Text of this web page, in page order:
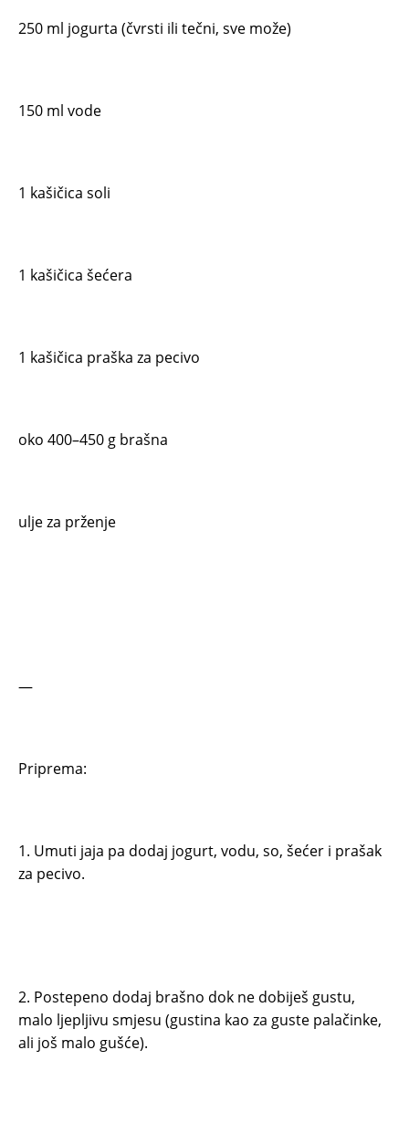
250 ml jogurta (čvrsti ili tečni, sve može)
150 ml vode
1 kašičica soli
1 kašičica šećera
1 kašičica praška za pecivo
oko 400–450 g brašna
ulje za prženje
—
Priprema:
1. Umuti jaja pa dodaj jogurt, vodu, so, šećer i prašak
za pecivo.
2. Postepeno dodaj brašno dok ne dobiješ gustu,
malo ljepljivu smjesu (gustina kao za guste palačinke,
ali još malo gušće).